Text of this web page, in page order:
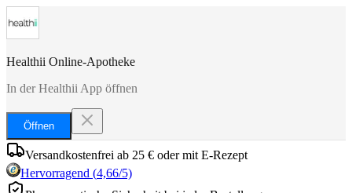
Healthii Online-Apotheke
In der Healthii App öffnen
Öffnen
Versandkostenfrei ab 25 € oder mit E-Rezept
Hervorragend (4,66/5)